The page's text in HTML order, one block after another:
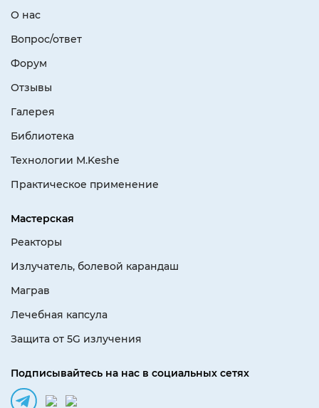
О нас
Вопрос/ответ
Форум
Отзывы
Галерея
Библиотека
Технологии M.Keshe
Практическое применение
Мастерская
Реакторы
Излучатель, болевой карандаш
Маграв
Лечебная капсула
Защита от 5G излучения
Подписывайтесь на нас в социальных сетях